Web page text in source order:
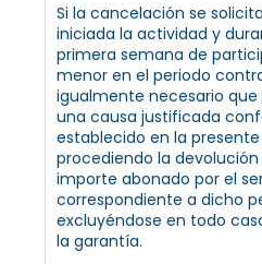
Si la cancelación se
iniciada la actividad y
primera semana de
menor en el periodo
igualmente necesario
una causa justificada
establecido en la
procediendo la devolución
importe abonado por el
correspondiente a dicho
excluyéndose en todo
la garantía.